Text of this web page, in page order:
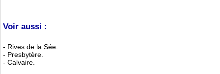
Voir aussi :
- Rives de la Sée.
- Presbytère.
- Calvaire.